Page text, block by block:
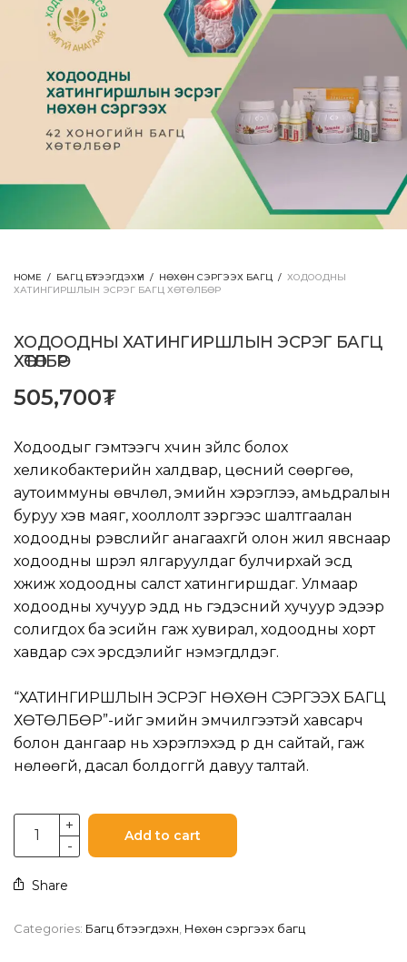
HOME / БАГЦ БҮТЭЭГДЭХҮҮН / НӨХӨН СЭРГЭЭХ БАГЦ / ХОДООДНЫ
ХАТИНГИРШЛЫН ЭСРЭГ БАГЦ ХӨТӨЛБӨР
ХОДООДНЫ ХАТИНГИРШЛЫН ЭСРЭГ БАГЦ
ХӨТӨЛБӨР
505,700₮
Ходоодыг гэмтээгч хүчин зүйлс болох
хеликобактерийн халдвар, цөсний сөөргөө,
аутоиммуны өвчлөл, эмийн хэрэглээ, амьдралын
буруу хэв маяг, хооллолт зэргээс шалтгаалан
ходоодны үрэвслийг анагаахгүй олон жил явснаар
ходоодны шүүрэл ялгаруулдаг булчирхай эсүүд
үхжиж ходоодны салст хатингиршдаг. Улмаар
ходоодны хучуур эдүүд нь гэдэсний хучуур эдээр
солигдох ба эсийн гаж хувирал, ходоодны хорт
хавдар үүсэх эрсдэлийг нэмэгдүүлдэг.
“ХАТИНГИРШЛЫН ЭСРЭГ НӨХӨН СЭРГЭЭХ БАГЦ
ХӨТӨЛБӨР”-ийг эмийн эмчилгээтэй хавсарч
болон дангаар нь хэрэглэхэд үр дүн сайтай, гаж
нөлөөгүй, дасал болдоггүй давуу талтай.
Add to cart
Share
Categories: Багц бүтээгдэхүүн Нөхөн сэргээх багц